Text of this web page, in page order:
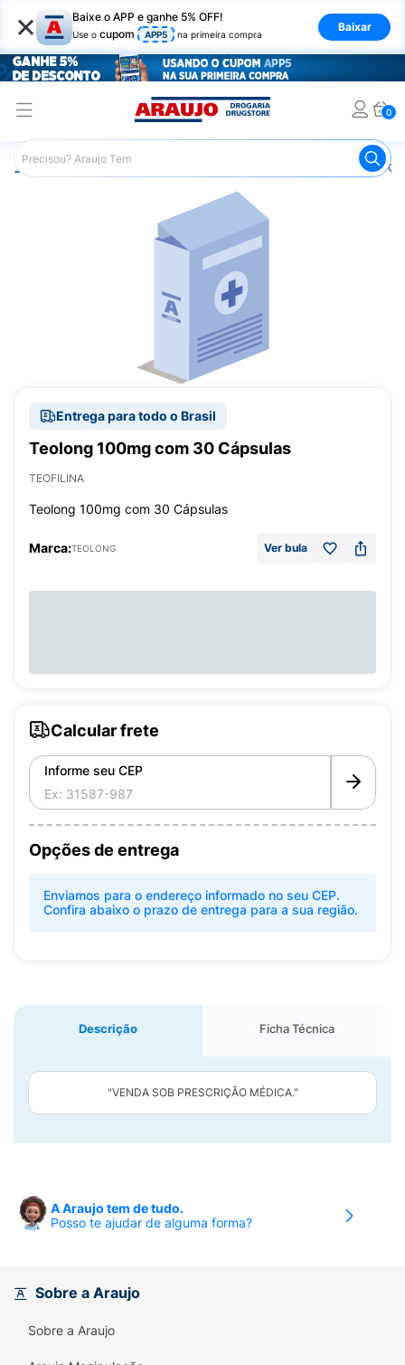
× Baixe o APP e ganhe 5% OFF!
Use o cupom APP5 na primeira compra
Baixar
0
Araujo Medicamentos Remédios para Alergias e
Entrega para todo o Brasil
Teolong 100mg com 30 Cápsulas
TEOFILINA
Teolong 100mg com 30 Cápsulas
Marca:TEOLONG Ver bula
Calcular frete
Informe seu CEP
Opções de entrega
Enviamos para o endereço informado no seu CEP.
Confira abaixo o prazo de entrega para a sua região.
Descrição Ficha Técnica
"VENDA SOB PRESCRIÇÃO MÉDICA."
A Araujo tem de tudo.
Posso te ajudar de alguma forma?
Sobre a Araujo
Sobre a Araujo